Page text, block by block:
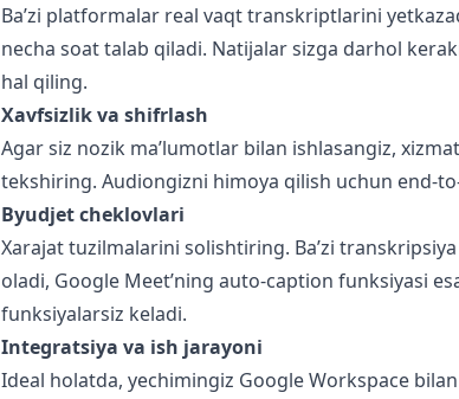
Ba’zi platformalar real vaqt transkriptlarini
necha soat talab qiladi. Natijalar sizga darhol
hal qiling.
Xavfsizlik va shifrlash
Agar siz nozik ma’lumotlar bilan ishlasangiz, xizmat
tekshiring. Audiongizni himoya qilish uchun end-
Byudjet cheklovlari
Xarajat tuzilmalarini solishtiring. Ba’zi
oladi, Google Meet’ning auto-caption funksiyasi
funksiyalarsiz keladi.
Integratsiya va ish jarayoni
Ideal holatda, yechimingiz Google Workspace